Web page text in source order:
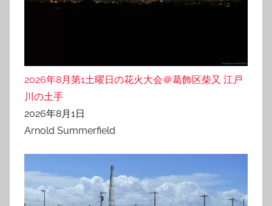
2026年8月第1土曜日の花火大会＠葛飾区柴又 江戸
川の土手
2026年8月1日
Arnold Summerfield